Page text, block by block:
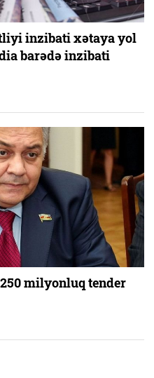
inzibati xətaya yol
barədə inzibati
milyonluq tender